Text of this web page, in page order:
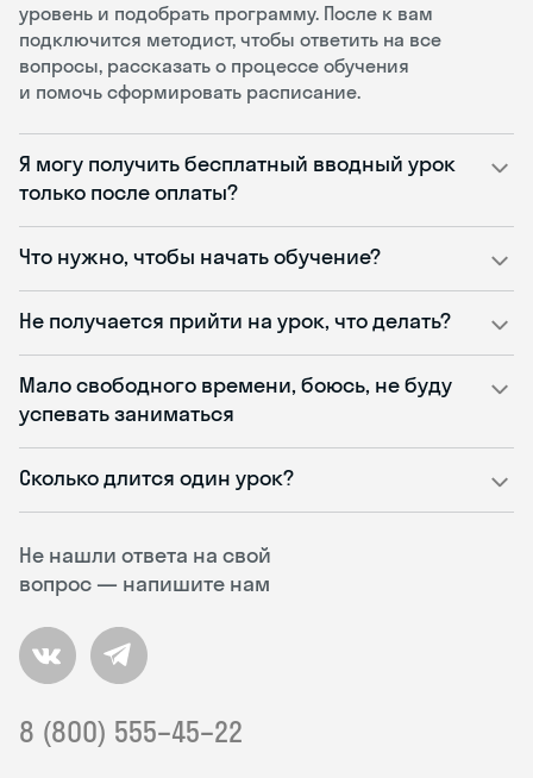
Не нашли ответа на свой
вопрос — напишите нам
8 (800) 555–45–22
уровень и подобрать программу. После к вам
подключится методист, чтобы ответить на все
вопросы, рассказать о процессе обучения
и помочь сформировать расписание.
Я могу получить бесплатный вводный урок
только после оплаты?
Что нужно, чтобы начать обучение?
Не получается прийти на урок, что делать?
Мало свободного времени, боюсь, не буду
успевать заниматься
Сколько длится один урок?